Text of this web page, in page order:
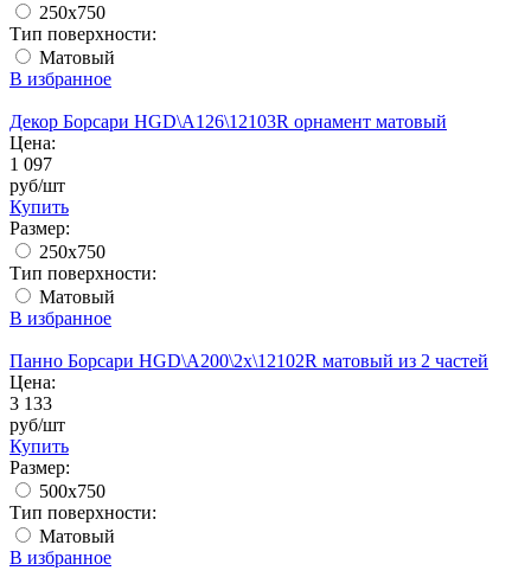
250x750
Тип поверхности:
Матовый
В избранное
Декор Борсари HGD\A126\12103R орнамент матовый
Цена:
1 097
руб/шт
Купить
Размер:
250x750
Тип поверхности:
Матовый
В избранное
Панно Борсари HGD\A200\2x\12102R матовый из 2 частей
Цена:
3 133
руб/шт
Купить
Размер:
500х750
Тип поверхности:
Матовый
В избранное